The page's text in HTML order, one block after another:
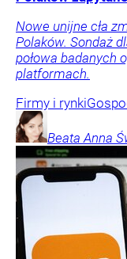
Nowe unijne cła
Polaków. Sondaż
połowa badanych
platformach.
Firmy i rynki
Beata Anna